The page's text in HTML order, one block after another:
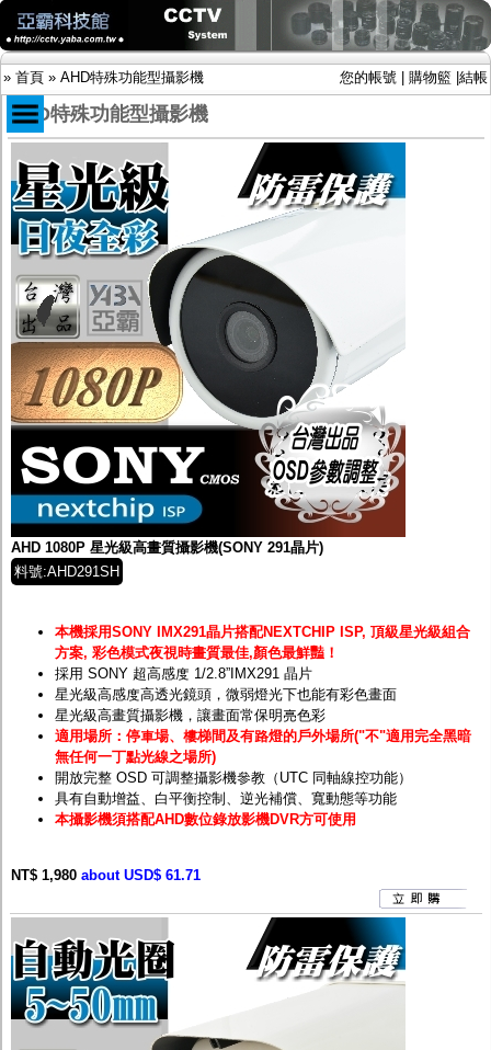
» 首頁 » AHD特殊功能型攝影機 您的帳號 購物籃 結帳
商品目錄
限時促銷特惠專案
IP網路攝影機及錄放影機
AHD DVR數位錄放影機
AHD半球型(適用屋內)
AHD中小型紅外線攝影機(適用騎樓、室內外)
AHD防護罩型攝影機(適用屋外，紅外線照射
距離遠）
AHD特殊功能型攝影機
旋轉型攝影機.旋轉台
傳統高解析攝影機
鏡頭
防護罩及支架
多路攝影機單軸傳輸
監聽器.麥克風
網路設備
視訊轉換設備
雙絞線傳輸器
雜訊改善器
網路線用水晶頭
網路線
懶人線.同軸線.花線
線頭.插座.延長線.HDMI線
集線盒.防水盒.配線盒
變壓器.避雷器
轉接頭
偽裝嚇阻假監視器. 警示防盜貼紙
行車紀錄器.車用插座配件
電腦工業機殼
AHD特殊功能型攝影機
AHD 1080P 星光級高畫質攝影機(SONY 291晶片)
料號:AHD291SH
本機採用SONY IMX291晶片搭配NEXTCHIP ISP, 頂級星光級組合
方案, 彩色模式夜視時畫質最佳,顏色最鮮豔！
採用 SONY 超高感度 1/2.8”IMX291 晶片
星光級高感度高透光鏡頭，微弱燈光下也能有彩色畫面
星光級高畫質攝影機，讓畫面常保明亮色彩
適用場所：停車場、樓梯間及有路燈的戶外場所("不"適用完全黑暗
無任何一丁點光線之場所)
開放完整 OSD 可調整攝影機參教（UTC 同軸線控功能）
具有自動增益、白平衡控制、逆光補償、寬動態等功能
本攝影機須搭配AHD數位錄放影機DVR方可使用
NT$ 1,980 about USD$ 61.71